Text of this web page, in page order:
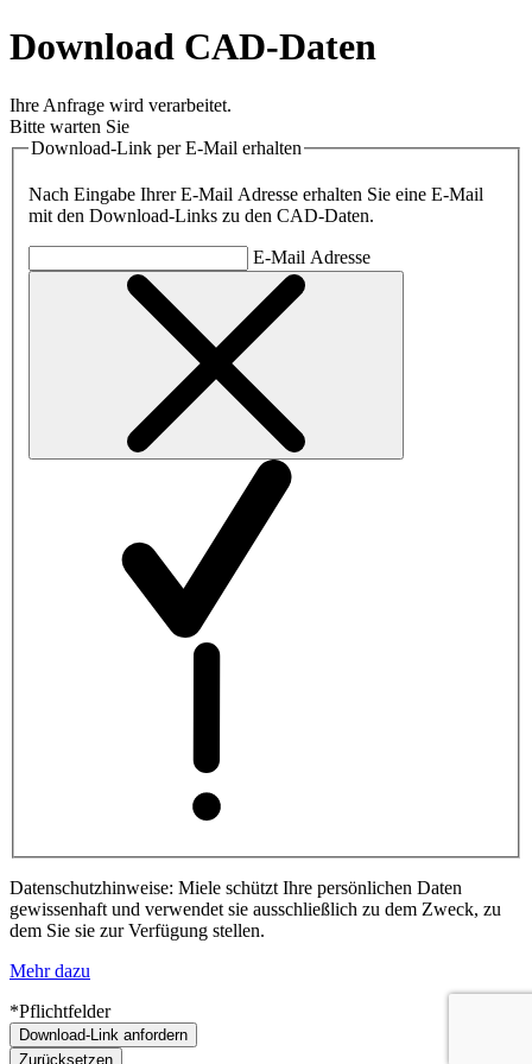
Download CAD-Daten
Ihre Anfrage wird verarbeitet.
Bitte warten Sie
Download-Link per E-Mail erhalten
Nach Eingabe Ihrer E-Mail Adresse erhalten Sie eine E-Mail
mit den Download-Links zu den CAD-Daten.
E-Mail Adresse
Datenschutzhinweise: Miele schützt Ihre persönlichen Daten
gewissenhaft und verwendet sie ausschließlich zu dem Zweck, zu
dem Sie sie zur Verfügung stellen.
Mehr dazu
*Pflichtfelder